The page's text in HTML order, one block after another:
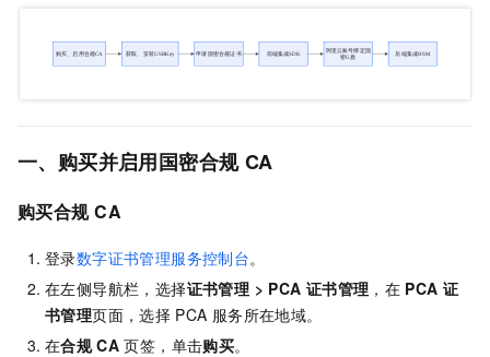
一、购买并启用国密合规 CA
购买合规 CA
登录数字证书管理服务控制台。
在左侧导航栏，选择证书管理 > PCA 证书管理 ，在 PCA 证
书管理页面，选择 PCA 服务所在地域。
在合规 CA 页签，单击购买。